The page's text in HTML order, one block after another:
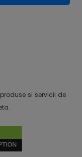
si servicii de